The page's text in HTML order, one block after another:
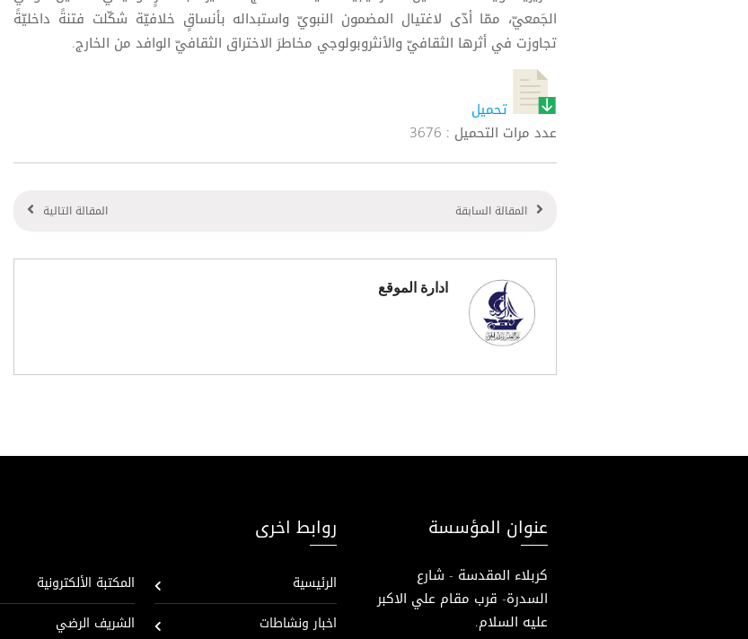
الجَمعيّ، ممّا أدّى لاغتيال المضمون النبويّ واستبداله بأنساقٍ خلافيّة شكّلت فتنةً داخليّةً
تجاوزت في أثرها الثقافيّ والأنثروبولوجي مخاطرَ الاختراق الثقافيّ الوافد من الخارج.
تحميل
عدد مرات التحميل : 3676
المقالة السابقة المقالة التالية
ادارة الموقع
عنوان المؤسسة
كربلاء المقدسة - شارع
السدرة- قرب مقام علي الاكبر
عليه السلام.
روابط اخرى
الرئيسية
اخبار ونشاطات
المكتبة الألكترونية
الشريف الرضي